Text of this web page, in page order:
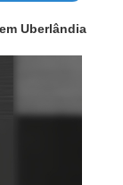
Uberlândia